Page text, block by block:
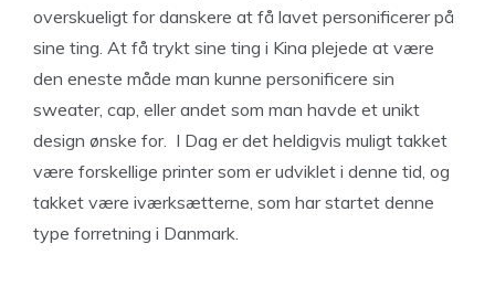
overskueligt for danskere at få lavet personificerer på
sine ting. At få trykt sine ting i Kina plejede at være
den eneste måde man kunne personificere sin
sweater, cap, eller andet som man havde et unikt
design ønske for. I Dag er det heldigvis muligt takket
være forskellige printer som er udviklet i denne tid, og
takket være iværksætterne, som har startet denne
type forretning i Danmark.